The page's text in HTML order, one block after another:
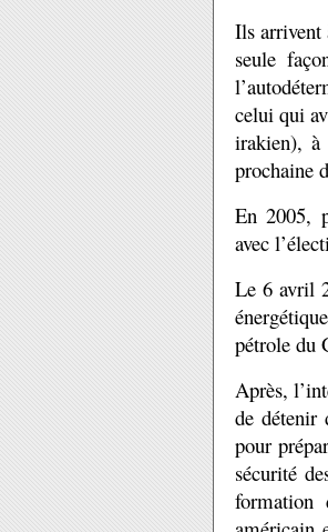
Ils arrivent
seule
celui qui
irakien), à
prochaine
En 2005,
avec
Le 6 avril
pétrole du
Après,
de détenir
pour
sécurité
formation